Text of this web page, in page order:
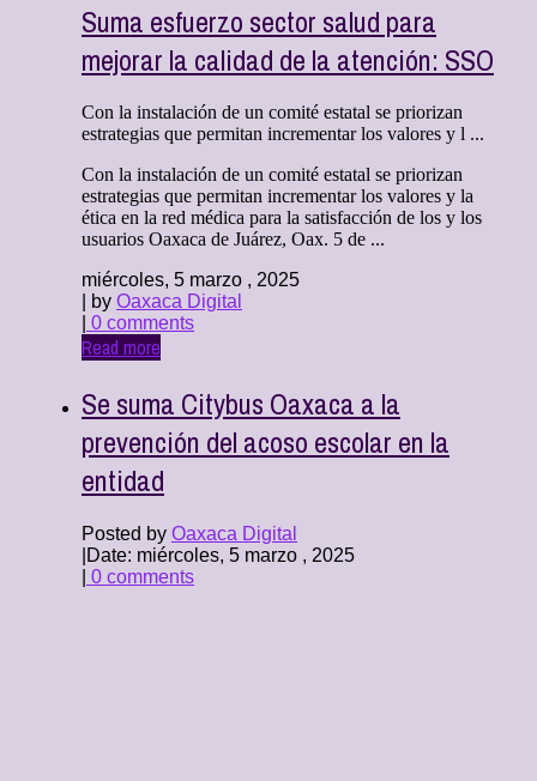
Suma esfuerzo sector salud para
mejorar la calidad de la atención: SSO
Con la instalación de un comité estatal se priorizan
estrategias que permitan incrementar los valores y l ...
Con la instalación de un comité estatal se priorizan
estrategias que permitan incrementar los valores y la
ética en la red médica para la satisfacción de los y los
usuarios Oaxaca de Juárez, Oax. 5 de ...
miércoles, 5 marzo , 2025
| by Oaxaca Digital
0 comments
Read more
Se suma Citybus Oaxaca a la
prevención del acoso escolar en la
entidad
Posted by Oaxaca Digital
Date: miércoles, 5 marzo , 2025
0 comments